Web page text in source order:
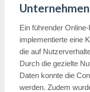
Unternehmen
Ein führender
implementierte eine
die auf
Durch die gezielte
Daten konnte die
werden. Zudem